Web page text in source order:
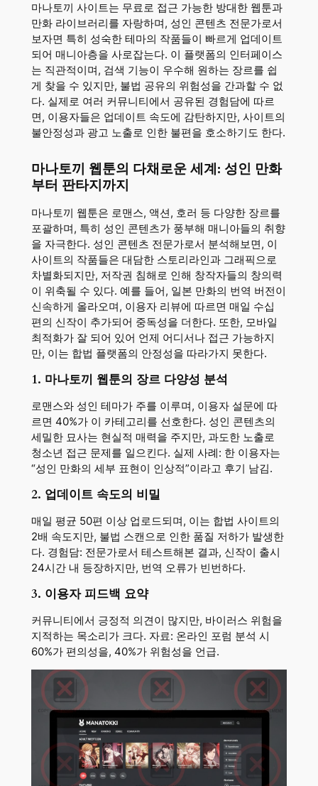
마나토끼 사이트는 무료로 접근 가능한 방대한 웹툰과
만화 라이브러리를 자랑하며, 성인 콘텐츠 전문가로서
보자면 특히 성숙한 테마의 작품들이 빠르게 업데이트
되어 매니아층을 사로잡는다. 이 플랫폼의 인터페이스
는 직관적이며, 검색 기능이 우수해 원하는 장르를 쉽
게 찾을 수 있지만, 불법 공유의 위험성을 간과할 수 없
다. 실제로 여러 커뮤니티에서 공유된 경험담에 따르
면, 이용자들은 업데이트 속도에 감탄하지만, 사이트의
불안정성과 광고 노출로 인한 불편을 호소하기도 한다.
마나토끼 웹툰의 다채로운 세계: 성인 만화
부터 판타지까지
마나토끼 웹툰은 로맨스, 액션, 호러 등 다양한 장르를
포괄하며, 특히 성인 콘텐츠가 풍부해 매니아들의 취향
을 자극한다. 성인 콘텐츠 전문가로서 분석해보면, 이
사이트의 작품들은 대담한 스토리라인과 그래픽으로
차별화되지만, 저작권 침해로 인해 창작자들의 창의력
이 위축될 수 있다. 예를 들어, 일본 만화의 번역 버전이
신속하게 올라오며, 이용자 리뷰에 따르면 매일 수십
편의 신작이 추가되어 중독성을 더한다. 또한, 모바일
최적화가 잘 되어 있어 언제 어디서나 접근 가능하지
만, 이는 합법 플랫폼의 안정성을 따라가지 못한다.
1. 마나토끼 웹툰의 장르 다양성 분석
로맨스와 성인 테마가 주를 이루며, 이용자 설문에 따
르면 40%가 이 카테고리를 선호한다. 성인 콘텐츠의
세밀한 묘사는 현실적 매력을 주지만, 과도한 노출로
청소년 접근 문제를 일으킨다. 실제 사례: 한 이용자는
“성인 만화의 세부 표현이 인상적”이라고 후기 남김.
2. 업데이트 속도의 비밀
매일 평균 50편 이상 업로드되며, 이는 합법 사이트의
2배 속도지만, 불법 스캔으로 인한 품질 저하가 발생한
다. 경험담: 전문가로서 테스트해본 결과, 신작이 출시
24시간 내 등장하지만, 번역 오류가 빈번하다.
3. 이용자 피드백 요약
커뮤니티에서 긍정적 의견이 많지만, 바이러스 위험을
지적하는 목소리가 크다. 자료: 온라인 포럼 분석 시
60%가 편의성을, 40%가 위험성을 언급.